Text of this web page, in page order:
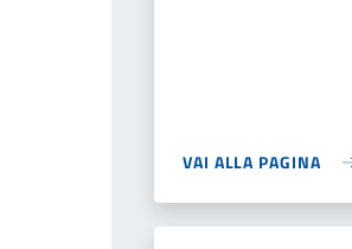
VAI ALLA PAGINA